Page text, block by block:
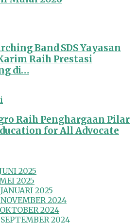
Band SDS Yayasan
Raih Prestasi
di…
Raih Penghargaan Pilar
for All Advocate
2025
2025
2025
2024
2024
2024